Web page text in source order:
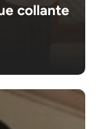
collante